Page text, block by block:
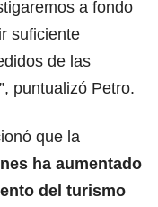
a fondo
suficiente
de las
puntualizó Petro.
que la
ha aumentado
del turismo